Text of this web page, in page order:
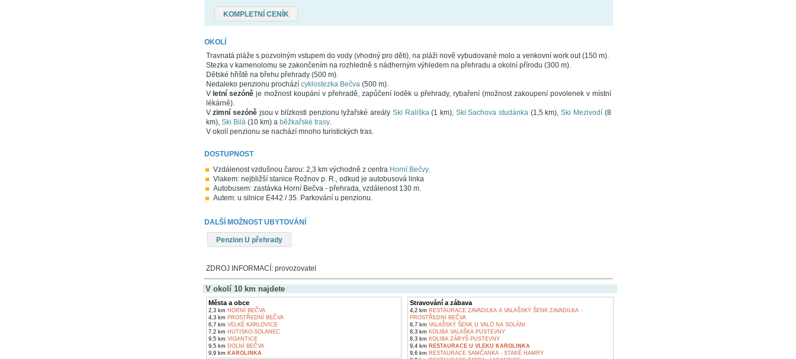
KOMPLETNÍ CENÍK
OKOLÍ
Travnatá pláže s pozvolným vstupem do vody (vhodný pro děti), na pláži nově vybudované molo a venkovní work out (150 m).
Stezka v kamenolomu se zakončením na rozhledně s nádherným výhledem na přehradu a okolní přírodu (300 m).
Dětské hřiště na břehu přehrady (500 m).
Nedaleko penzionu prochází cyklostezka Bečva(500 m).
V letní sezóně je možnost koupání v přehradě, zapůčení loděk u přehrady, rybaření (možnost zakoupení povolenek v místní
lékárně).
Vzimní sezónějsou v blízkosti penzionu lyžařské areály Ski Rališka(1 km), Ski Sachova studánka (1,5 km),Ski Mezivodí(8
km), Ski Bilá(10 km) a běžkařské trasy.
V okolí penzionu se nachází mnoho turistických tras.
DOSTUPNOST
Vzdálenost vzdušnou čarou: 2,3 km východně z centra Horní Bečvy.
Vlakem: nejbližší stanice Rožnov p. R., odkud je autobusová linka
Autobusem: zastávka Horní Bečva - přehrada, vzdálenost 130 m.
Autem: u silnice E442 / 35. Parkování u penzionu.
DALŠÍ MOŽNOST UBYTOVÁNÍ
Penzion U přehrady
ZDROJ INFORMACÍ: provozovatel
V okolí 10 km najdete
Města a obce
2,3 km HORNÍ BEČVA
4,3 km PROSTŘEDNÍ BEČVA
6,7 km VELKÉ KARLOVICE
7,2 km HUTISKO-SOLANEC
9,5 km VIGANTICE
9,5 km DOLNÍ BEČVA
9,9 km KAROLINKA
Stravování a zábava
4,2 km RESTAURACE ZAVADILKA A VALAŠSKÝ ŠENK ZAVADILKA -
PROSTŘEDNÍ BEČVA
6,7 km VALAŠSKÝ ŠENK U VALŮ NA SOLÁNI
8,3 km KOLIBA VALAŠKA PUSTEVNY
8,3 km KOLIBA ZÁRYŠ PUSTEVNY
9,4 km RESTAURACE U VLEKU KAROLINKA
9,6 km RESTAURACE SAMČANKA - STARÉ HAMRY